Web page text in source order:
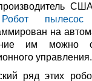
Робот пылесос
на
им можно
управления.
ряд этих